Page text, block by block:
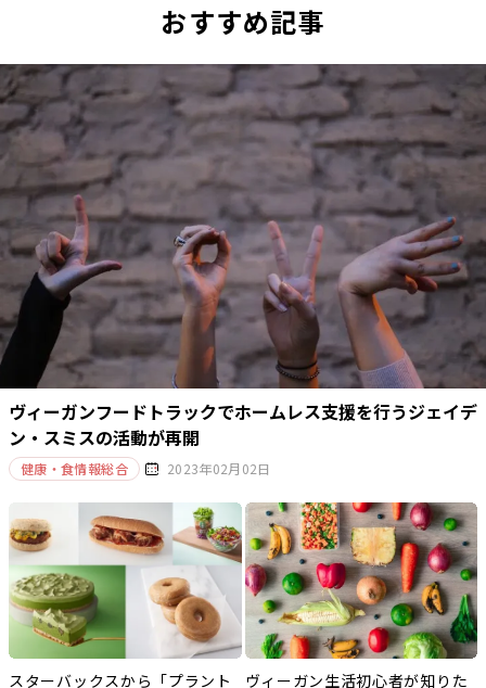
おすすめ記事
ヴィーガンフードトラックでホームレス支援を行うジェイデ
ン・スミスの活動が再開
健康・食情報総合 2023年02月02日
スターバックスから「プラント
ヴィーガン生活初心者が知りた